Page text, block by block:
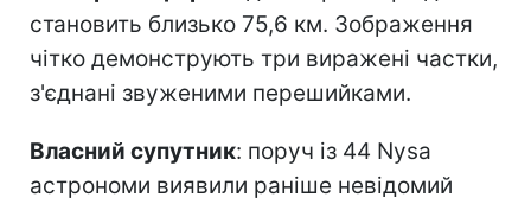
становить близько 75,6 км. Зображення
чітко демонструють три виражені частки,
з'єднані звуженими перешийками.
Власний супутник: поруч із 44 Nysa
астрономи виявили раніше невідомий